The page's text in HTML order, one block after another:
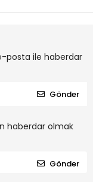
posta ile haberdar
Gönder
haberdar olmak
Gönder